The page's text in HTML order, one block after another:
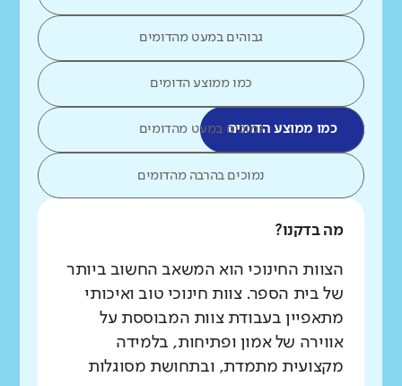
גבוהים במעט מהדומים
כמו ממוצע הדומים
כמו ממוצע הדומיםנמוכים במעט מהדומים
נמוכים בהרבה מהדומים
מה בדקנו?
הצוות החינוכי הוא המשאב החשוב ביותר
של בית הספר. צוות חינוכי טוב ואיכותי
מתאפיין בעבודת צוות המבוססת על
אווירה של אמון ופתיחות, בלמידה
מקצועית מתמדת, ובתחושת מסוגלות